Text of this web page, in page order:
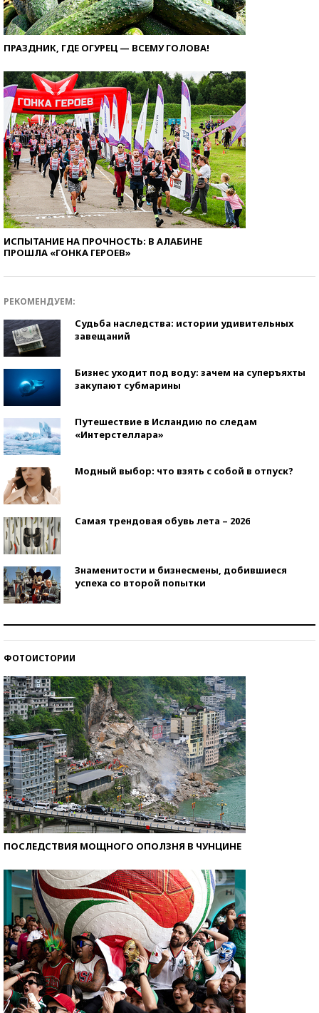
ПРАЗДНИК, ГДЕ ОГУРЕЦ — ВСЕМУ ГОЛОВА!
ИСПЫТАНИЕ НА ПРОЧНОСТЬ: В АЛАБИНЕ
ПРОШЛА «ГОНКА ГЕРОЕВ»
РЕКОМЕНДУЕМ:
Судьба наследства: истории удивительных
завещаний
Бизнес уходит под воду: зачем на суперъяхты
закупают субмарины
Путешествие в Исландию по следам
«Интерстеллара»
Модный выбор: что взять с собой в отпуск?
Самая трендовая обувь лета – 2026
Знаменитости и бизнесмены, добившиеся
успеха со второй попытки
ФОТОИСТОРИИ
ПОСЛЕДСТВИЯ МОЩНОГО ОПОЛЗНЯ В ЧУНЦИНЕ